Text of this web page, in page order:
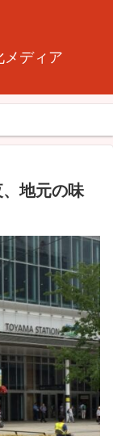
メディア
地元の味